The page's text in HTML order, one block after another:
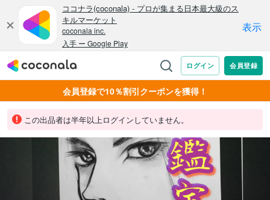
会員登録で10％割引クーポンを獲得！
この出品者は半年以上ログインしていません。